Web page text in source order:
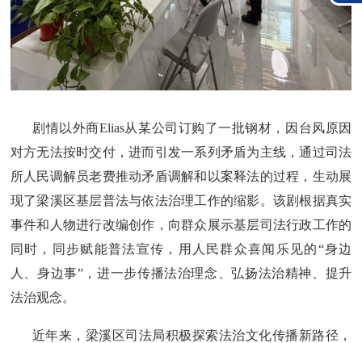
剧情以外商Elias从某公司订购了一批钢材，因台风原因
对方无法按时交付，进而引发一系列矛盾为主线，通过司法
所人民调解员老费推动矛盾调解和以案释法的过程，生动展
现了梁溪区基层普法与依法治理工作的缩影。该剧根据真实
事件和人物进行改编创作，向群众展示基层司法行政工作的
同时，同步赋能普法宣传，用人民群众喜闻乐见的“身边
人、身边事”，进一步传播法治理念、弘扬法治精神、提升
法治观念。
近年来，梁溪区司法局积极探索法治文化传播新路径，